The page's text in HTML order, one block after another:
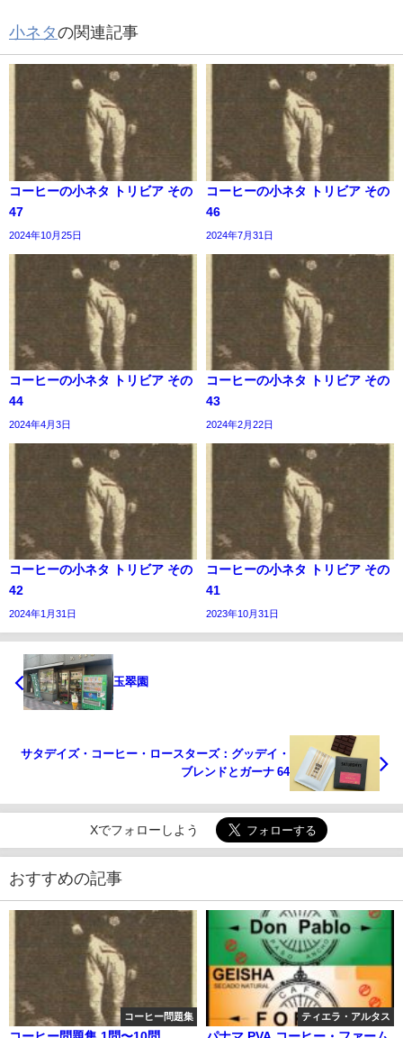
小ネタの関連記事
コーヒーの小ネタ トリビア その
47
2024年10月25日
コーヒーの小ネタ トリビア その
46
2024年7月31日
コーヒーの小ネタ トリビア その
44
2024年4月3日
コーヒーの小ネタ トリビア その
43
2024年2月22日
コーヒーの小ネタ トリビア その
42
2024年1月31日
コーヒーの小ネタ トリビア その
41
2023年10月31日
玉翠園
サタデイズ・コーヒー・ロースターズ：グッデイ・
ブレンドとガーナ 64
Xでフォローしよう
おすすめの記事
コーヒー問題集 ティエラ・アルタス